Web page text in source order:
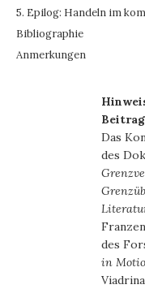
5. Epilog: Handeln im
Bibliographie
Anmerkungen
Das
des
des
in